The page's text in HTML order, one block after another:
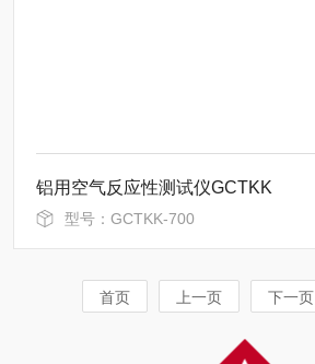
铝用空气反应性测试仪GCTKK
型号：GCTKK-700
首页 上一页 下一页